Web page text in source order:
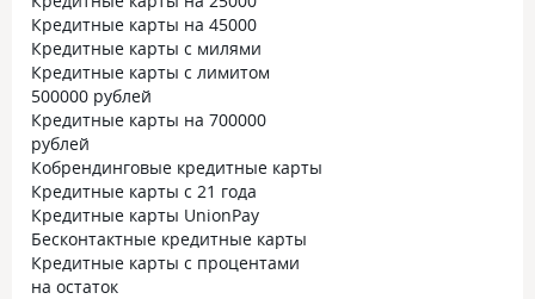
Кредитные карты на 45000
Кредитные карты с милями
Кредитные карты с лимитом
500000 рублей
Кредитные карты на 700000
рублей
Кобрендинговые кредитные карты
Кредитные карты с 21 года
Кредитные карты UnionPay
Бесконтактные кредитные карты
Кредитные карты с процентами
на остаток